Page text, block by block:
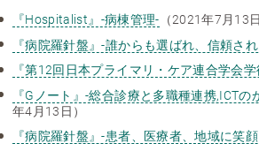
『Hospitalist』-病棟管理- （2021年7月13日
『病院羅針盤』-誰からも選ばれ、信頼さ
『第12回日本プライマリ・ケア連合学会
『Gノート』-総合診療と多職種連携,ICT
年4月13日）
『病院羅針盤』-患者、医療者、地域に笑